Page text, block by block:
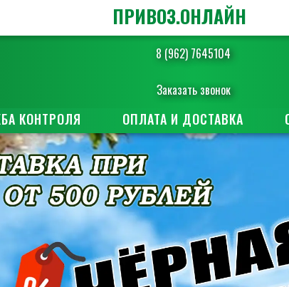
8 (962) 7645104
Заказать звонок
ПРИВОЗ.ОНЛАЙН
КОНТРОЛЯ ОПЛАТА И ДОСТАВКА